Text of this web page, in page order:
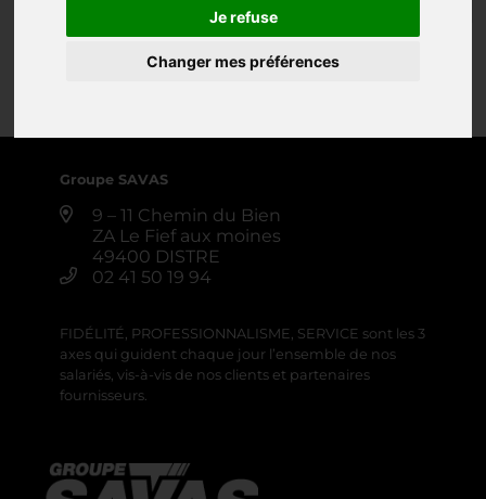
Je refuse
Changer mes préférences
ETIQUETEUSE
Groupe SAVAS
9 – 11 Chemin du Bien
ZA Le Fief aux moines
49400 DISTRE
02 41 50 19 94
FIDÉLITÉ, PROFESSIONNALISME, SERVICE sont les 3
axes qui guident chaque jour l’ensemble de nos
salariés, vis-à-vis de nos clients et partenaires
fournisseurs.